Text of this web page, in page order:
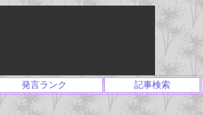
発言ランク 記事検索